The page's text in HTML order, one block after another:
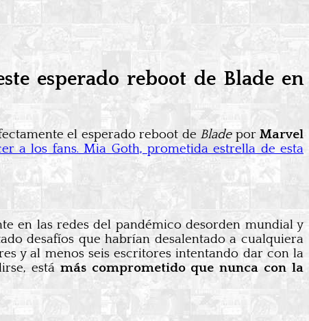
esperado reboot de Blade en
el esperado reboot de BladeporMarvel
a los fans. Mia Goth, prometida estrella de esta
en las redes del pandémico desorden mundial y
desafíos que habrían desalentado a cualquiera
y al menos seis escritores intentando dar con la
está más comprometido que nunca con la